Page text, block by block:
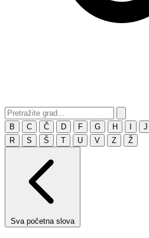
B C Č D F G H J
R
S Š T U V Z Ž
Sva početna slova